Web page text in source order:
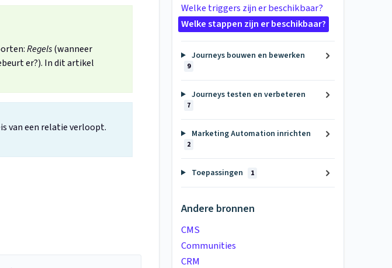
Regels(wanneer
er?). In dit artikel
van een relatie verloopt.
Welke triggers zijn er beschikbaar?
Welke stappen zijn er beschikbaar?
Journeys bouwen en bewerken
9
Journeys testen en verbeteren
7
Marketing Automation inrichten
2
Toepassingen 1
Andere bronnen
CMS
Communities
CRM